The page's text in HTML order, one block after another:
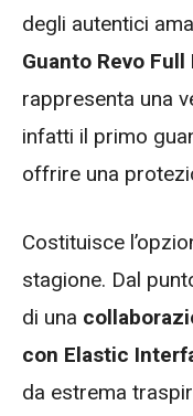
degli autentici
Guanto Revo Full
rappresenta una
infatti il primo
offrire una
Costituisce
stagione. Dal
di una
con Elastic
da estrema